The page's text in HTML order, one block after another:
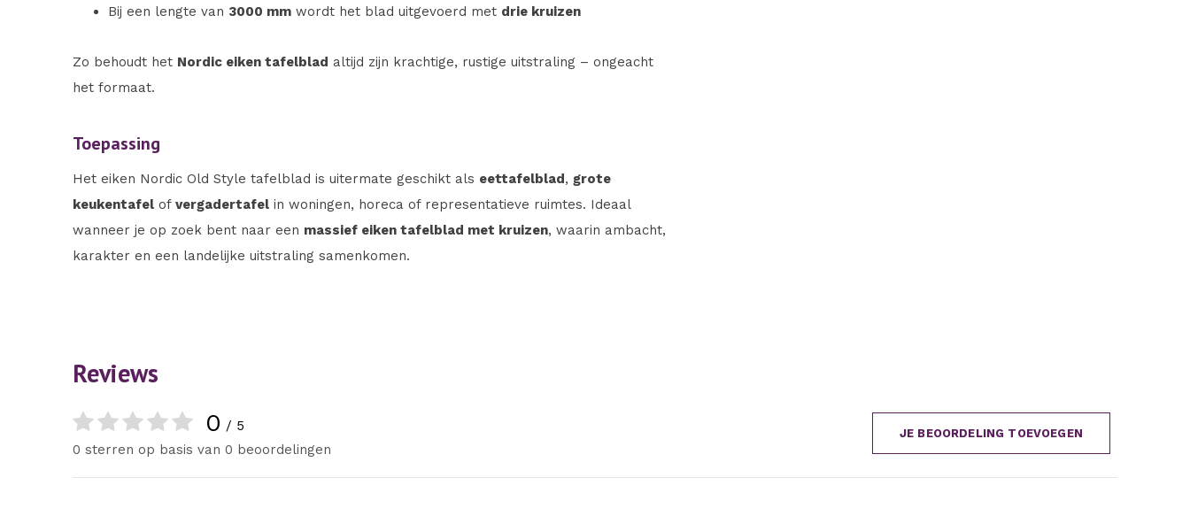
Bij een lengte van 3000 mm wordt het blad uitgevoerd met drie kruizen
Zo behoudt het Nordic eiken tafelblad altijd zijn krachtige, rustige uitstraling – ongeacht
het formaat.
Toepassing
Het eiken Nordic Old Style tafelblad is uitermate geschikt als eettafelblad, grote
keukentafel of vergadertafel in woningen, horeca of representatieve ruimtes. Ideaal
wanneer je op zoek bent naar een massief eiken tafelblad met kruizen, waarin ambacht,
karakter en een landelijke uitstraling samenkomen.
Reviews
0 / 5
0 sterren op basis van 0 beoordelingen
JE BEOORDELING TOEVOEGEN